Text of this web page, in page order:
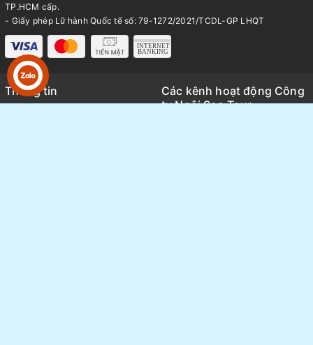
TP.HCM cấp.
- Giấy phép Lữ hành Quốc tế số: 79-1272/2021/TCDL-GP LHQT
Thông tin
Các kênh hoạt động Công
ty Ngôi Sao Tour